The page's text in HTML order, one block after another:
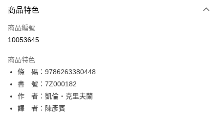
信用卡一次付款
超商取貨付款
相關說明
【關於「AFTEE先享後付」】
AFTEE先享後付是「在收到商品之後才付款」的支付方式。 讓您購物簡單
便利好安心！
１．簡單：不需註冊會員、不需綁卡、不需儲值。
２．便利：只要手機號碼，簡訊認證，即可結帳。
ATM付款
運送方式
商品特色
商品編號
10053645
商品特色
條 碼：9786263380448
書 號：7Z000182
作 者：凱倫‧克里夫蘭
譯 者：陳彥賓